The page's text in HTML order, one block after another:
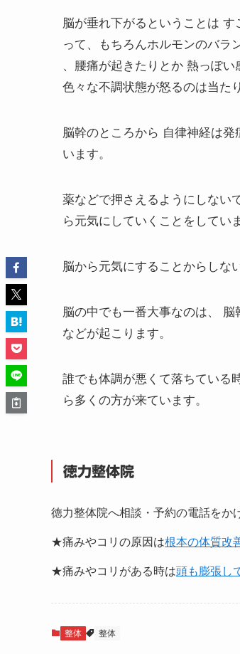
脳が垂れ下がるということは
って、もちろんホルモンのバラ
、腰痛が起きたりとか 熱っぽ
色々な不調状態が怒るのは当た
脳幹のところから 自律神経は
います。
薬などで押さえるようにしない
ら元気にしていくことをしてい
脳から元気にすることからしな
脳の中でも一番大事なのは、
などが起こります。
誰でも体調が悪くて落ちている
ら多くの方が来ています。
徳力整体院
徳力整体院へ相談・予約の電話をか
★痛みやコリの原因は根本の体質改
★痛みやコリがある時は頭も膨張し
整体 整体